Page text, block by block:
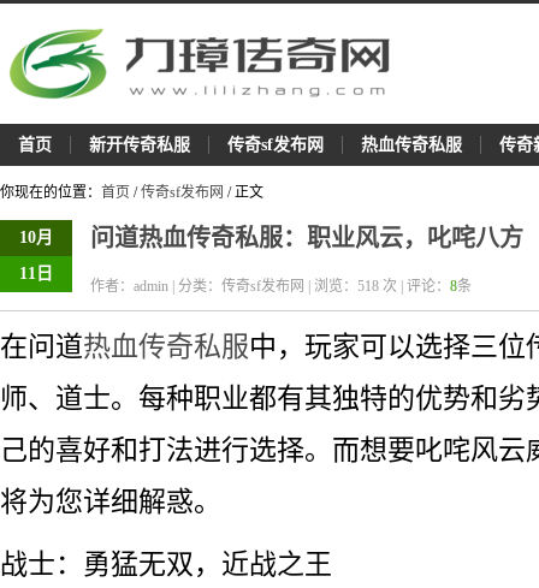
首页 新开传奇私服 传奇sf发布网 热血传奇私服 传奇
你现在的位置： 首页 /传奇sf发布网 / 正文
10月
11日
问道热血传奇私服：职业风云，叱咤八方
作者：admin | 分类：传奇sf发布网 | 浏览： 518 次 | 评论： 8条
在问道热血传奇私服中，玩家可以选择三位
师、道士。每种职业都有其独特的优势和劣
己的喜好和打法进行选择。而想要叱咤风云
将为您详细解惑。
战士：勇猛无双，近战之王